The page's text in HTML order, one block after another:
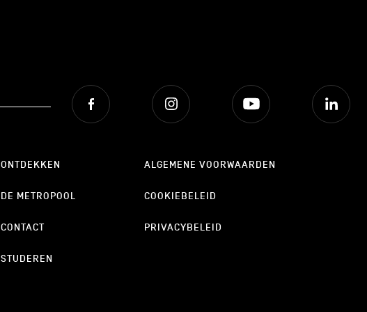
Facebook Instagram
ONTDEKKEN
DE METROPOOL
CONTACT
STUDEREN
ALGEMENE VOORWAARDEN
COOKIEBELEID
PRIVACYBELEID